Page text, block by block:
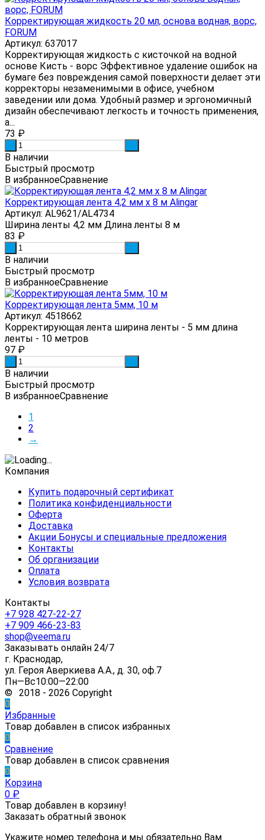
Корректирующая жидкость 20 мл, основа водная, ворс,
FORUM
Артикул: 637017
Корректирующая жидкость с кисточкой на водной
основе Кисть - ворс Эффективное удаление ошибок на
бумаге без повреждения самой поверхности делает эти
корректоры незаменимыми в офисе, учебном
заведении или дома. Удобный размер и эргономичный
дизайн обеспечивают легкость и точность применения,
а...
73 ₽
В наличии
Быстрый просмотр
В избранноеСравнение
Корректирующая лента 4,2 мм х 8 м Alingar
Артикул: AL9621/AL4734
Ширина ленты 4,2 мм Длина ленты 8 м
83 ₽
В наличии
Быстрый просмотр
В избранноеСравнение
Корректирующая лента 5мм, 10 м
Артикул: 4518662
Корректирующая лента ширина ленты - 5 мм длина
ленты - 10 метров
97 ₽
В наличии
Быстрый просмотр
В избранноеСравнение
1
2
→
Компания
Купить подарочный сертификат
Политика конфиденциальности
Оферта
Доставка
Акции Бонусы и специальные предложения
Контакты
Об организации
Оплата
Условия возврата
Контакты
+7 928 427-22-27
+7 909 466-23-83
shop@veema.ru
Заказывать онлайн 24/7
г. Краснодар,
ул. Героя Аверкиева А.А., д. 30, оф.7
Пн—Вс10:00—22:00
© 2018 - 2026 Copyright
0
Избранные
Товар добавлен в список избранных
0
Сравнение
Товар добавлен в список сравнения
0
Корзина
0 ₽
Товар добавлен в корзину!
Заказать обратный звонок
Укажите номер телефона и мы обязательно Вам